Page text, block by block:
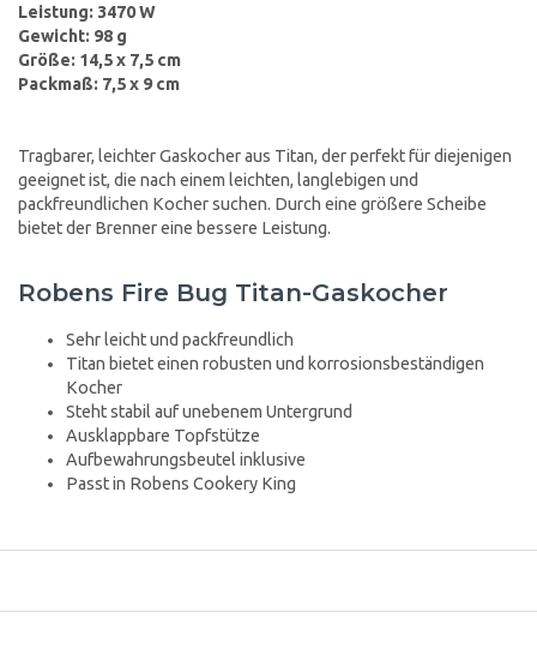
Leistung: 3470 W
Gewicht: 98 g
Größe: 14,5 x 7,5 cm
Packmaß: 7,5 x 9 cm
Tragbarer, leichter Gaskocher aus Titan, der perfekt für diejenigen
geeignet ist, die nach einem leichten, langlebigen und
packfreundlichen Kocher suchen. Durch eine größere Scheibe
bietet der Brenner eine bessere Leistung.
Robens Fire Bug Titan-Gaskocher
Sehr leicht und packfreundlich
Titan bietet einen robusten und korrosionsbeständigen
Kocher
Steht stabil auf unebenem Untergrund
Ausklappbare Topfstütze
Aufbewahrungsbeutel inklusive
Passt in Robens Cookery King